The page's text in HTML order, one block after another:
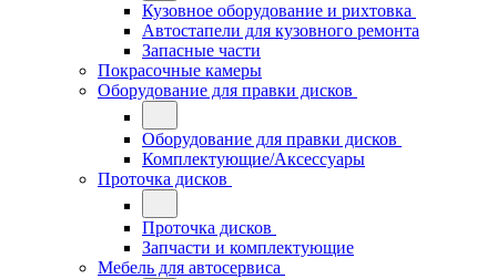
Кузовное оборудование и рихтовка
Автостапели для кузовного ремонта
Запасные части
Покрасочные камеры
Оборудование для правки дисков
Оборудование для правки дисков
Комплектующие/Аксессуары
Проточка дисков
Проточка дисков
Запчасти и комплектующие
Мебель для автосервиса